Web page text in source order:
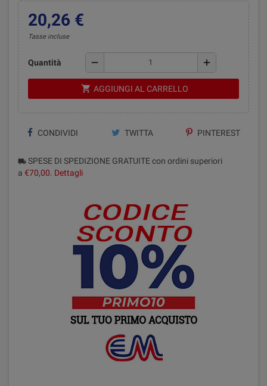
20,26 €
Tasse incluse
Quantità remove add
shopping_cart AGGIUNGI AL CARRELLO
CONDIVIDI TWITTA PINTEREST
local_shipping SPESE DI SPEDIZIONE GRATUITE con ordini superiori
a €70,00. Dettagli